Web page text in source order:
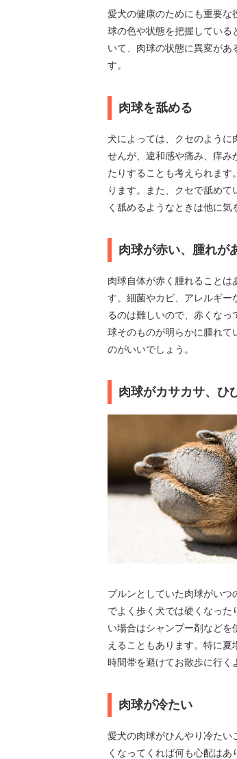
愛犬の健康のためにも重要な
球の色や状態を把握している
いて、肉球の状態に異変があ
す。
肉球を舐める
犬によっては、クセのように
せんが、違和感や痛み、痒み
たりすることも考えられま
ります。また、クセで舐め
く舐めるようなときは他に気
肉球が赤い、腫れが
肉球自体が赤く腫れること
す。細菌やカビ、アレルギー
るのは難しいので、赤くな
球そのものが明らかに腫れて
のがいいでしょう。
肉球がカサカサ、ひ
プルンとしていた肉球がいつ
でよく歩く犬では硬くなっ
い場合はシャンプー剤などを
えることもあります。特に
時間帯を避けてお散歩に行く
肉球が冷たい
愛犬の肉球がひんやり冷た
くなってくれば何も心配は